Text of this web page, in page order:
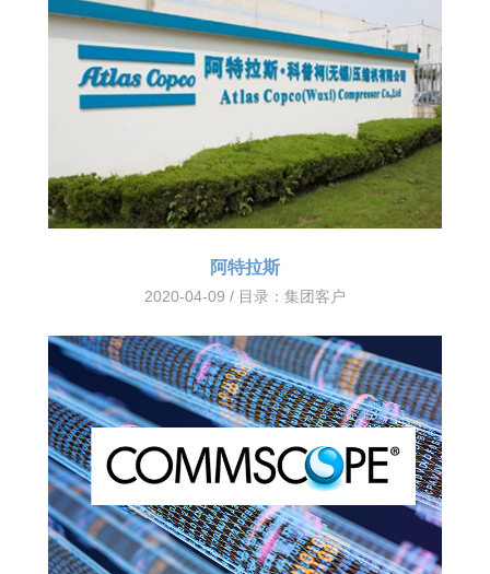
阿特拉斯
2020-04-09 / 目录： 集团客户